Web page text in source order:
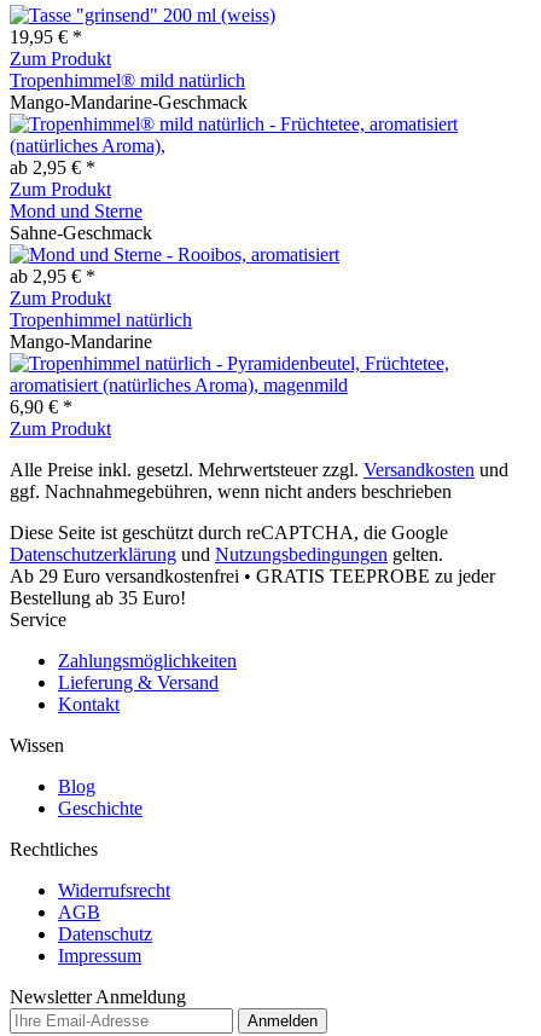
19,95 € *
Zum Produkt
Tropenhimmel® mild natürlich
Mango-Mandarine-Geschmack
ab 2,95 € *
Zum Produkt
Mond und Sterne
Sahne-Geschmack
ab 2,95 € *
Zum Produkt
Tropenhimmel natürlich
Mango-Mandarine
6,90 € *
Zum Produkt
Alle Preise inkl. gesetzl. Mehrwertsteuer zzgl. Versandkosten und
ggf. Nachnahmegebühren, wenn nicht anders beschrieben
Diese Seite ist geschützt durch reCAPTCHA, die Google
Datenschutzerklärung und Nutzungsbedingungen gelten.
Ab 29 Euro versandkostenfrei • GRATIS TEEPROBE zu jeder
Bestellung ab 35 Euro!
Service
Zahlungsmöglichkeiten
Lieferung & Versand
Kontakt
Wissen
Blog
Geschichte
Rechtliches
Widerrufsrecht
AGB
Datenschutz
Impressum
Newsletter Anmeldung
Anmelden